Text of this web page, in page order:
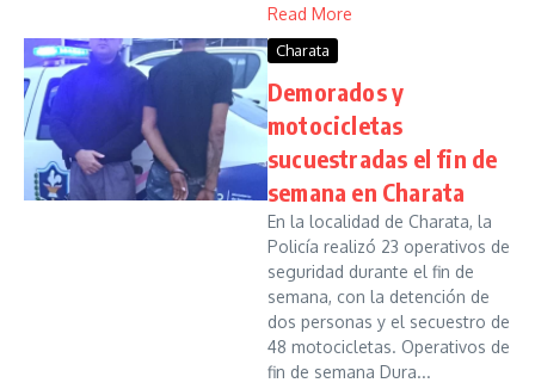
Read More
Charata
Demorados y
motocicletas
sucuestradas el fin de
semana en Charata
En la localidad de Charata, la
Policía realizó 23 operativos de
seguridad durante el fin de
semana, con la detención de
dos personas y el secuestro de
48 motocicletas. Operativos de
fin de semana Dura...